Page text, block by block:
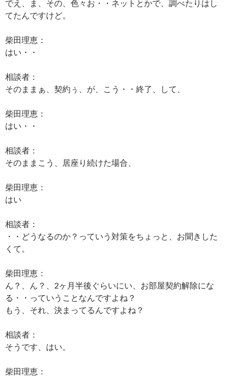
でえ、ま、その、色々お・・ネットとかで、調べたりはし
てたんですけど。
柴田理恵：
はい・・
相談者：
そのままぁ、契約ぅ、が、こう・・終了、して、
柴田理恵：
はい・・
相談者：
そのままこう、居座り続けた場合、
柴田理恵：
はい
相談者：
・・どうなるのか？っていう対策をちょっと、お聞きした
くて。
柴田理恵：
ん？、ん？、2ヶ月半後ぐらいにい、お部屋契約解除にな
る・・っていうことなんですよね？
もう、それ、決まってるんですよね？
相談者：
そうです、はい。
柴田理恵：